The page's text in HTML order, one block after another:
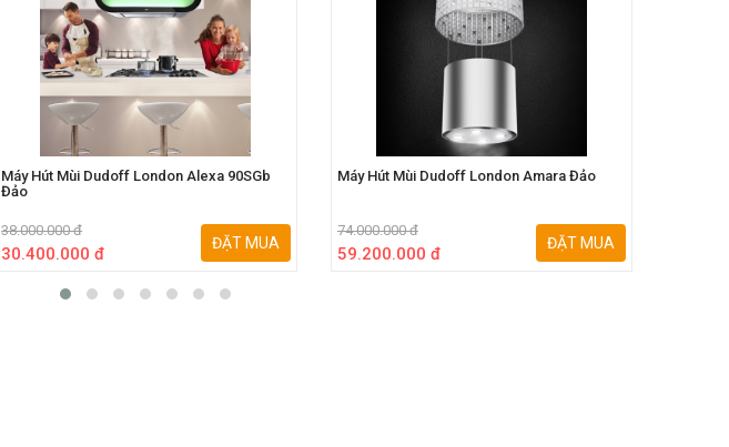
Máy Hút Mùi Dudoff London Alexa 90SGb
Đảo
38.000.000 đ
30.400.000 đ
ĐẶT MUA
Máy Hút Mùi Dudoff London Amara Đảo
74.000.000 đ
59.200.000 đ
ĐẶT MUA